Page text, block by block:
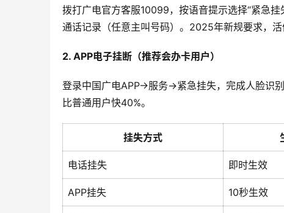
拨打广电官方客服10099，按语音提示选择“紧急
通话记录（任意主叫号码）。2025年新规要求，
2. APP电子挂断（推荐会办卡用户）
登录中国广电APP→服务→紧急挂失，完成人脸识
比普通用户快40%。
挂失方式
电话挂失 即时生效
APP挂失 10秒生效